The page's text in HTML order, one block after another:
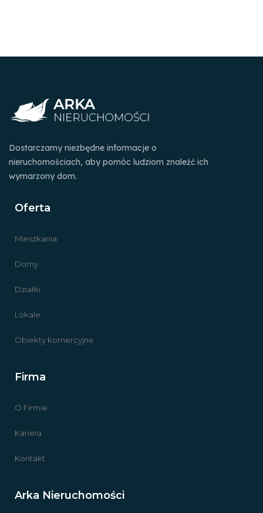
Dostarczamy niezbędne informacje o
nieruchomościach, aby pomóc ludziom znaleźć ich
wymarzony dom.
Oferta
Mieszkania
Domy
Działki
Lokale
Obiekty komercyjne
Firma
O Firmie
Kariera
Kontakt
Arka Nieruchomości